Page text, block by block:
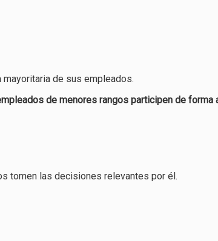
de sus empleados.
de menores rangos participen de forma
tomen las decisiones relevantes por él.